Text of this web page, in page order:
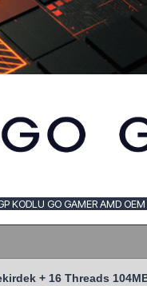
KODLU GO GAMER AMD
+ 16 Threads